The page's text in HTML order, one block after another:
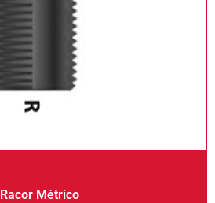
Racor Métrico